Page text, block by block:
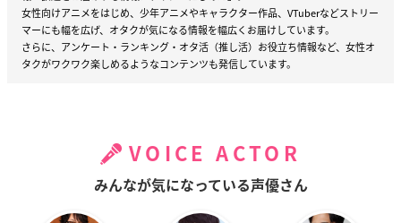
女性向けアニメをはじめ、少年アニメやキャラクター作品、VTuberなどストリー
マーにも幅を広げ、オタクが気になる情報を幅広くお届けしています。
さらに、アンケート・ランキング・オタ活（推し活）お役立ち情報など、女性オ
タクがワクワク楽しめるようなコンテンツも発信しています。
VOICE ACTOR
みんなが気になっている声優さん